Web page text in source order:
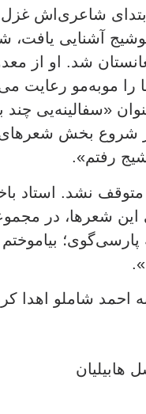
شاعری‌اش غزل
آشنایی یافت،
شد. او از
را موبه‌مو رعایت
با عنوان «سفالینه‌یی
شروع بخش شعرهای
رفتم».
متوقف نشد. استاد
شعرها، در
پارسی‌گوی؛
شاملو اهدا
هابیلیان